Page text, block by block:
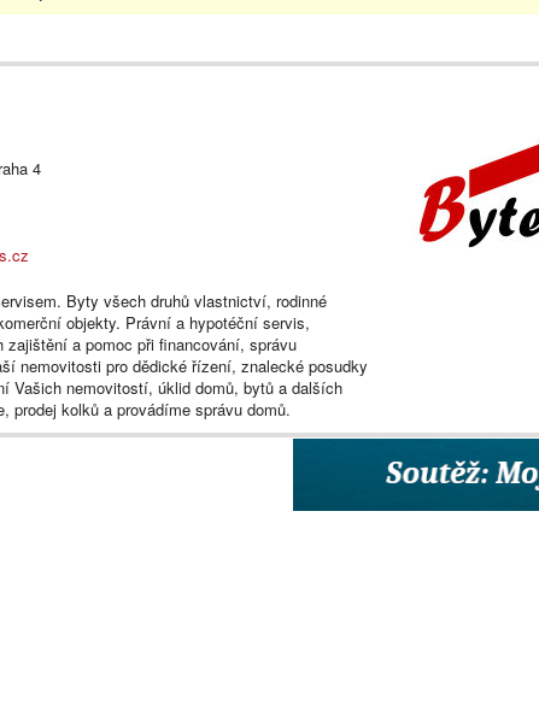
4
Byty všech druhů vlastnictví, rodinné
objekty. Právní a hypotéční servis,
a pomoc při financování, správu
nemovitosti pro dědické řízení, znalecké posudky
Vašich nemovitostí, úklid domů, bytů a dalších
prodej kolků a provádíme správu domů.